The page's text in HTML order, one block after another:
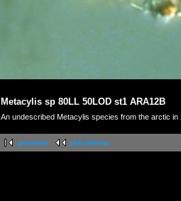
Metacylis sp 80LL 50LOD st1 ARA12B
An undescribed Metacylis species from the arctic in
première précédente